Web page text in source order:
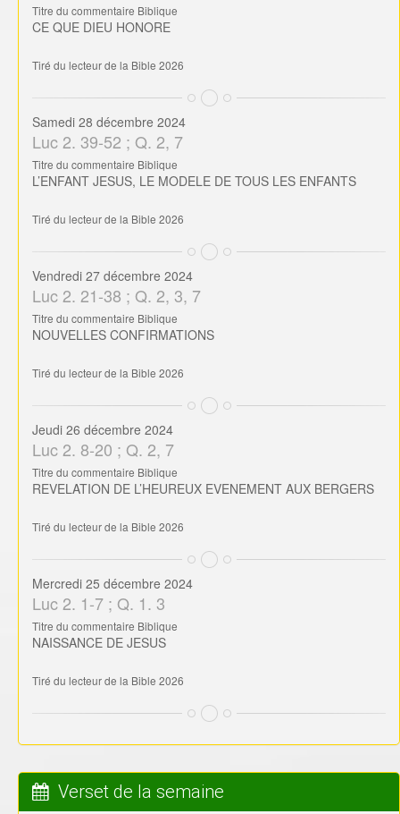
Titre du commentaire Biblique
CE QUE DIEU HONORE
Tiré du lecteur de la Bible 2026
Samedi 28 décembre 2024
Luc 2. 39-52 ; Q. 2, 7
Titre du commentaire Biblique
L’ENFANT JESUS, LE MODELE DE TOUS LES ENFANTS
Tiré du lecteur de la Bible 2026
Vendredi 27 décembre 2024
Luc 2. 21-38 ; Q. 2, 3, 7
Titre du commentaire Biblique
NOUVELLES CONFIRMATIONS
Tiré du lecteur de la Bible 2026
Jeudi 26 décembre 2024
Luc 2. 8-20 ; Q. 2, 7
Titre du commentaire Biblique
REVELATION DE L’HEUREUX EVENEMENT AUX BERGERS
Tiré du lecteur de la Bible 2026
Mercredi 25 décembre 2024
Luc 2. 1-7 ; Q. 1. 3
Titre du commentaire Biblique
NAISSANCE DE JESUS
Tiré du lecteur de la Bible 2026
Verset de la semaine